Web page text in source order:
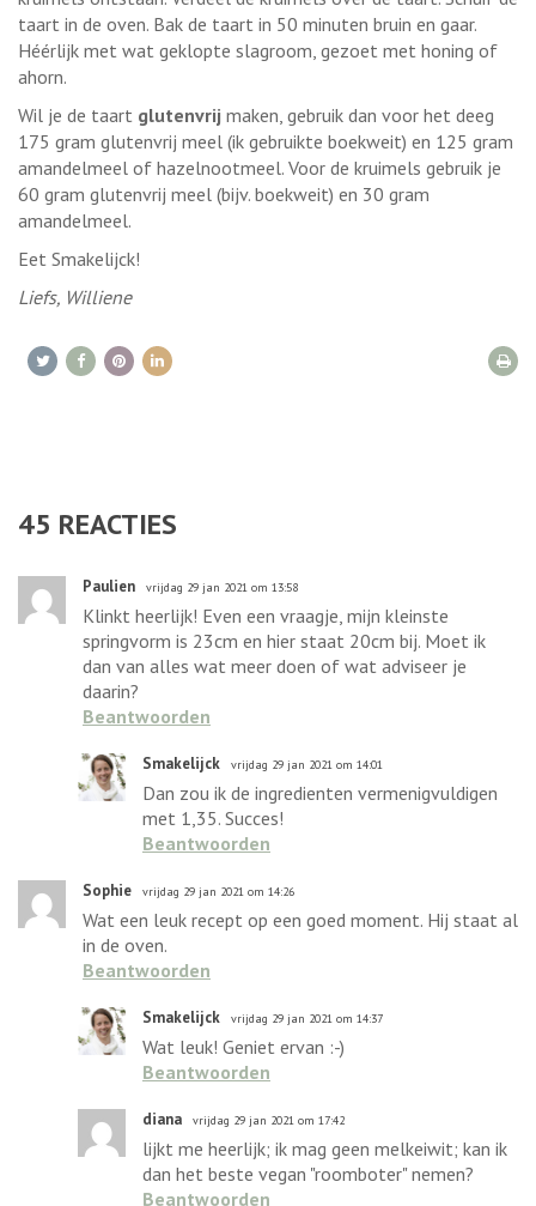
taart in de oven. Bak de taart in 50 minuten bruin en gaar.
Héérlijk met wat geklopte slagroom, gezoet met honing of
ahorn.
Wil je de taart glutenvrij maken, gebruik dan voor het deeg
175 gram glutenvrij meel (ik gebruikte boekweit) en 125 gram
amandelmeel of hazelnootmeel. Voor de kruimels gebruik je
60 gram glutenvrij meel (bijv. boekweit) en 30 gram
amandelmeel.
Eet Smakelijck!
Liefs, Williene
45 REACTIES
Paulien vrijdag 29 jan 2021 om 13:58
Klinkt heerlijk! Even een vraagje, mijn kleinste
springvorm is 23cm en hier staat 20cm bij. Moet ik
dan van alles wat meer doen of wat adviseer je
daarin?
Beantwoorden
Smakelijck vrijdag 29 jan 2021 om 14:01
Dan zou ik de ingredienten vermenigvuldigen
met 1,35. Succes!
Beantwoorden
Sophie vrijdag 29 jan 2021 om 14:26
Wat een leuk recept op een goed moment. Hij staat al
in de oven.
Beantwoorden
Smakelijck vrijdag 29 jan 2021 om 14:37
Wat leuk! Geniet ervan :-)
Beantwoorden
diana vrijdag 29 jan 2021 om 17:42
lijkt me heerlijk; ik mag geen melkeiwit; kan ik
dan het beste vegan "roomboter" nemen?
Beantwoorden